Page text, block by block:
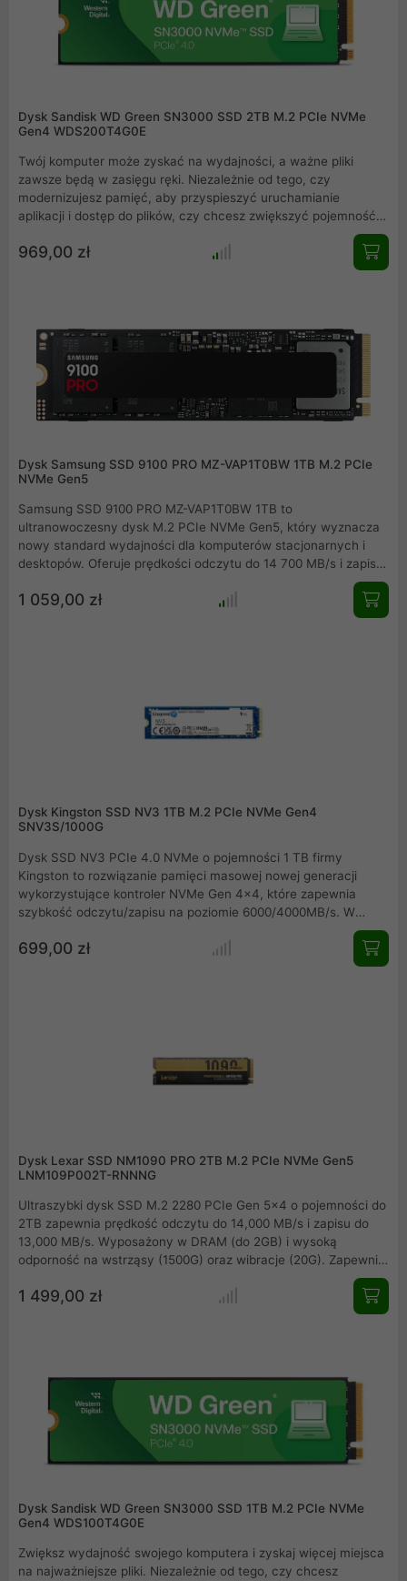
Dysk Sandisk WD Green SN3000 SSD 2TB M.2 PCIe NVMe
Gen4 WDS200T4G0E
Twój komputer może zyskać na wydajności, a ważne pliki
zawsze będą w zasięgu ręki. Niezależnie od tego, czy
modernizujesz pamięć, aby przyspieszyć uruchamianie
aplikacji i dostęp do plików, czy chcesz zwiększyć pojemność,
SN3000 NVMe poprawia szybkość przechowywania i zapewnia
969,00 zł
Dysk Samsung SSD 9100 PRO MZ-VAP1T0BW 1TB M.2 PCIe
NVMe Gen5
Samsung SSD 9100 PRO MZ-VAP1T0BW 1TB to
ultranowoczesny dysk M.2 PCIe NVMe Gen5, który wyznacza
nowy standard wydajności dla komputerów stacjonarnych i
desktopów. Oferuje prędkości odczytu do 14 700 MB/s i zapisu
systemu, aplikacji oraz gier. Idealny wybór dla wymagających
1 059,00 zł
Dysk Kingston SSD NV3 1TB M.2 PCIe NVMe Gen4
SNV3S/1000G
Dysk SSD NV3 PCIe 4.0 NVMe o pojemności 1 TB firmy
Kingston to rozwiązanie pamięci masowej nowej generacji
wykorzystujące kontroler NVMe Gen 4x4, które zapewnia
szybkość odczytu/zapisu na poziomie 6000/4000MB/s. W
wydzielanego ciepła pozwala to zoptymalizować wydajność
699,00 zł
Dysk Lexar SSD NM1090 PRO 2TB M.2 PCIe NVMe Gen5
LNM109P002T-RNNNG
Ultraszybki dysk SSD M.2 2280 PCIe Gen 5x4 o pojemności do
2TB zapewnia prędkość odczytu do 14,000 MB/s i zapisu do
13,000 MB/s. Wyposażony w DRAM (do 2GB) i wysoką
odporność na wstrząsy (1500G) oraz wibracje (20G). Zapewnia
długą żywotność (do 1400TBW) i niezawodność (MTBF 1,5 mln
godzin). Kompaktowe wymiary i 5-letnia gwarancja sprawiają,
1 499,00 zł
Dysk Sandisk WD Green SN3000 SSD 1TB M.2 PCIe NVMe
Gen4 WDS100T4G0E
Zwiększ wydajność swojego komputera i zyskaj więcej miejsca
na najważniejsze pliki. Niezależnie od tego, czy chcesz